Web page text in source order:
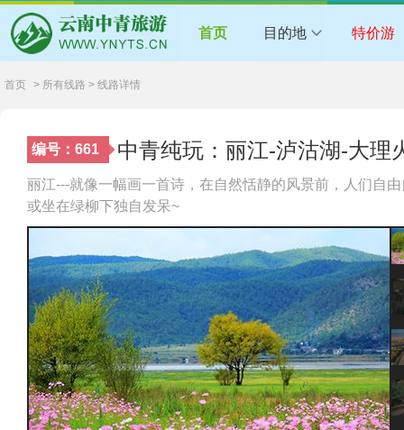
首页 目的地 特价游
首页 > 所有线路 > 线路详情
编号：661 中青纯玩：丽江-泸沽湖-大理
丽江---就像一幅画一首诗，在自然恬静的风景前，人们自
或坐在绿柳下独自发呆~